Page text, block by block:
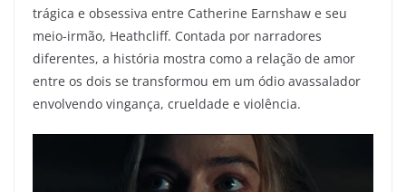
trágica e obsessiva entre Catherine Earnshaw e seu
meio-irmão, Heathcliff. Contada por narradores
diferentes, a história mostra como a relação de amor
entre os dois se transformou em um ódio avassalador
envolvendo vingança, crueldade e violência.